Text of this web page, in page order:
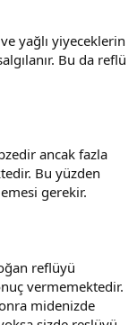
ve yağlı yiyeceklerin
Bu da reflü
ancak fazla
Bu yüzden
gerekir.
reflüyü
vermemektedir.
midenizde